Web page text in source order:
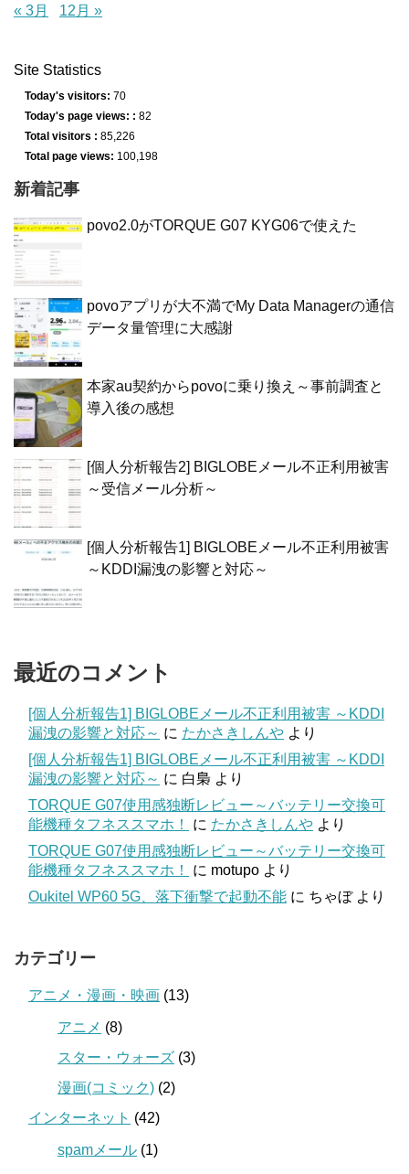
« 3月
12月 »
Site Statistics
Today's visitors: 70
Today's page views: : 82
Total visitors : 85,226
Total page views: 100,198
新着記事
povo2.0がTORQUE G07 KYG06で使えた
povoアプリが大不満でMy Data Managerの通信
データ量管理に大感謝
本家au契約からpovoに乗り換え～事前調査と
導入後の感想
[個人分析報告2] BIGLOBEメール不正利用被害
～受信メール分析～
[個人分析報告1] BIGLOBEメール不正利用被害
～KDDI漏洩の影響と対応～
最近のコメント
[個人分析報告1] BIGLOBEメール不正利用被害 ～KDDI
漏洩の影響と対応～ に たかさきしんや より
[個人分析報告1] BIGLOBEメール不正利用被害 ～KDDI
漏洩の影響と対応～ に 白梟 より
TORQUE G07使用感独断レビュー～バッテリー交換可
能機種タフネススマホ！
に たかさきしんや より
TORQUE G07使用感独断レビュー～バッテリー交換可
能機種タフネススマホ！
に motupo より
Oukitel WP60 5G、落下衝撃で起動不能 に ちゃぼより
カテゴリー
アニメ・漫画・映画 (13)
アニメ (8)
スター・ウォーズ (3)
漫画(コミック) (2)
インターネット (42)
spamメール (1)